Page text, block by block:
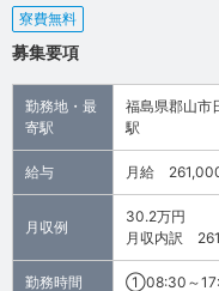
寮費無料
募集要項
勤務地・最
寄駅
福島県郡山市
駅
給与 月給
月収例
30.2万円
月収内訳
勤務時間 ①08:30～